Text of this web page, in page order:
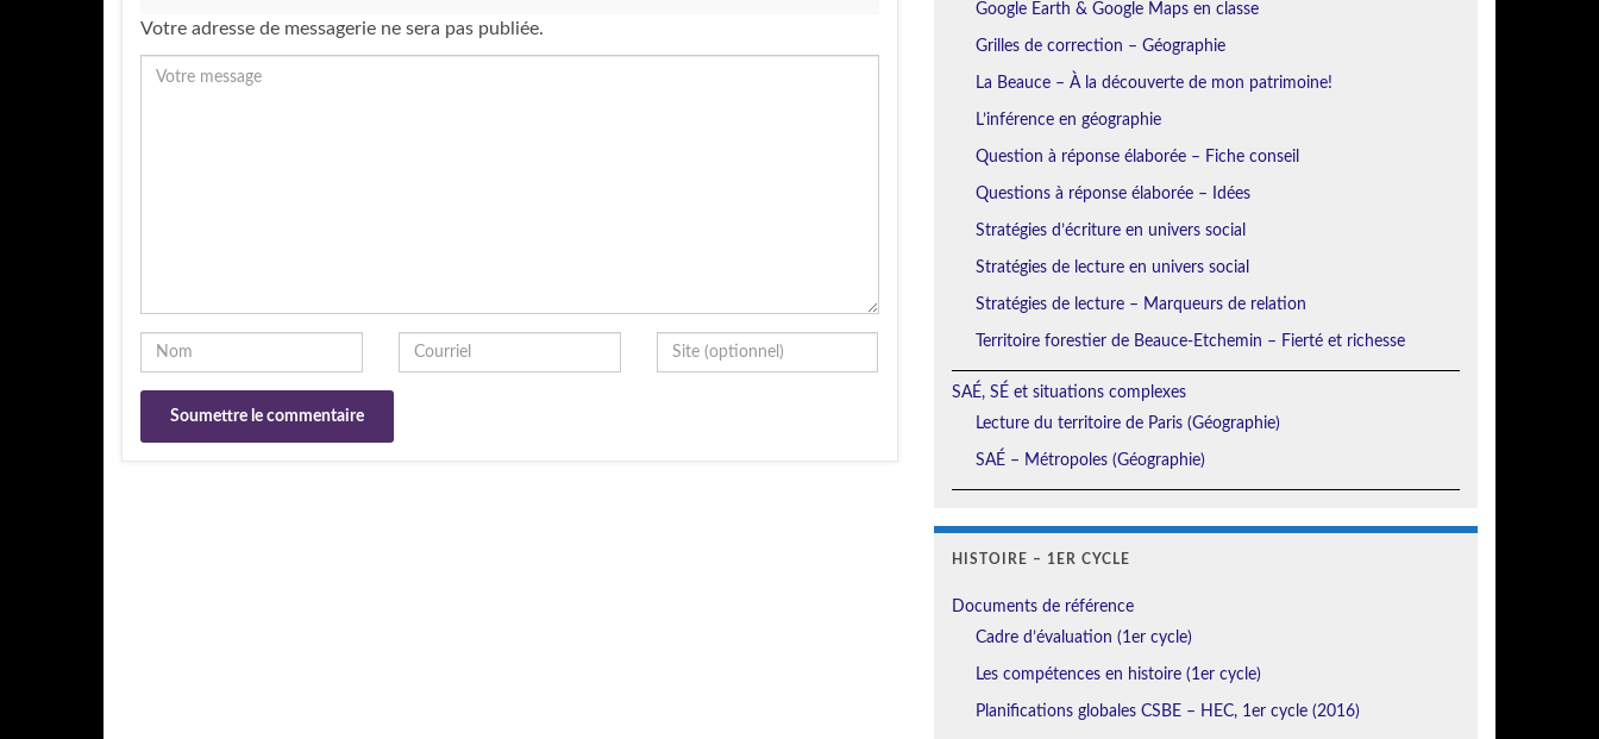
Votre adresse de messagerie ne sera pas publiée.
Google Earth & Google Maps en classe
Grilles de correction – Géographie
La Beauce – À la découverte de mon patrimoine!
L’inférence en géographie
Question à réponse élaborée – Fiche conseil
Questions à réponse élaborée – Idées
Stratégies d’écriture en univers social
Stratégies de lecture en univers social
Stratégies de lecture – Marqueurs de relation
Territoire forestier de Beauce-Etchemin – Fierté et richesse
SAÉ, SÉ et situations complexes
Lecture du territoire de Paris (Géographie)
SAÉ – Métropoles (Géographie)
HISTOIRE – 1ER CYCLE
Documents de référence
Cadre d’évaluation (1er cycle)
Les compétences en histoire (1er cycle)
Planifications globales CSBE – HEC, 1er cycle (2016)